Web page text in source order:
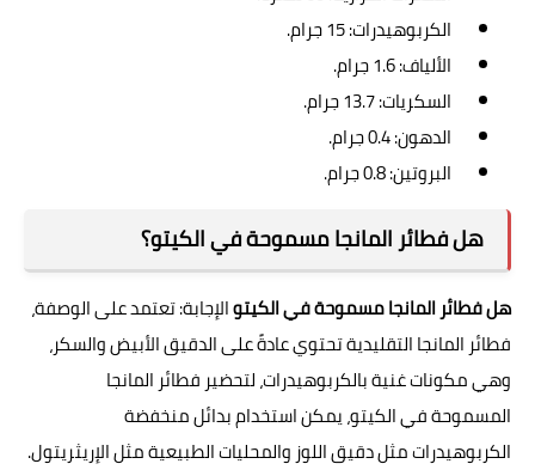
الكربوهيدرات: 15 جرام.
الألياف: 1.6 جرام.
السكريات: 13.7 جرام.
الدهون: 0.4 جرام.
البروتين: 0.8 جرام.
هل فطائر المانجا مسموحة في الكيتو؟
هل فطائر المانجا مسموحة في الكيتوالإجابة: تعتمد على الوصفة،
فطائر المانجا التقليدية تحتوي عادةً على الدقيق الأبيض والسكر،
وهي مكونات غنية بالكربوهيدرات، لتحضير فطائر المانجا
المسموحة في الكيتو، يمكن استخدام بدائل منخفضة
الكربوهيدرات مثل دقيق اللوز والمحليات الطبيعية مثل الإريثريتول.